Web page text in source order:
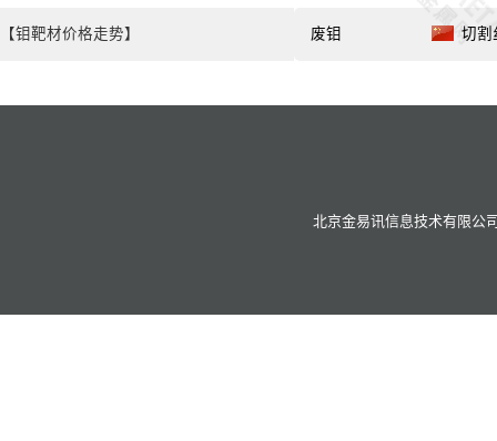
【钼靶材价格走势】 废钼 切割
北京金易讯信息技术有限公